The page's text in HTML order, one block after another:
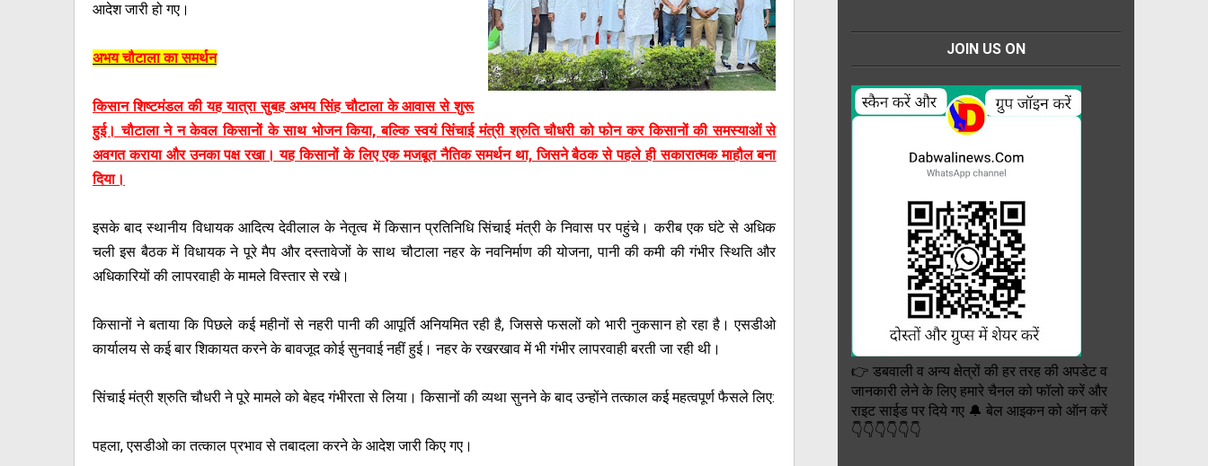
आदेश जारी हो गए।
अभय चौटाला का समर्थन
किसान शिष्टमंडल की यह यात्रा सुबह अभय सिंह चौटाला के आवास से शुरू
हुई। चौटाला ने न केवल किसानों के साथ भोजन किया, बल्कि स्वयं सिंचाई मंत्री श्रुति चौधरी को फोन कर किसानों की समस्याओं से
अवगत कराया और उनका पक्ष रखा। यह किसानों के लिए एक मजबूत नैतिक समर्थन था, जिसने बैठक से पहले ही सकारात्मक माहौल बना
दिया।
इसके बाद स्थानीय विधायक आदित्य देवीलाल के नेतृत्व में किसान प्रतिनिधि सिंचाई मंत्री के निवास पर पहुंचे। करीब एक घंटे से अधिक
चली इस बैठक में विधायक ने पूरे मैप और दस्तावेजों के साथ चौटाला नहर के नवनिर्माण की योजना, पानी की कमी की गंभीर स्थिति और
अधिकारियों की लापरवाही के मामले विस्तार से रखे।
किसानों ने बताया कि पिछले कई महीनों से नहरी पानी की आपूर्ति अनियमित रही है, जिससे फसलों को भारी नुकसान हो रहा है। एसडीओ
कार्यालय से कई बार शिकायत करने के बावजूद कोई सुनवाई नहीं हुई। नहर के रखरखाव में भी गंभीर लापरवाही बरती जा रही थी।
सिंचाई मंत्री श्रुति चौधरी ने पूरे मामले को बेहद गंभीरता से लिया। किसानों की व्यथा सुनने के बाद उन्होंने तत्काल कई महत्वपूर्ण फैसले लिए:
पहला, एसडीओ का तत्काल प्रभाव से तबादला करने के आदेश जारी किए गए।
JOIN US ON
👉 डबवाली व अन्य क्षेत्रों की हर तरह की अपडेट व
जानकारी लेने के लिए हमारे चैनल को फॉलो करें और
राइट साईड पर दिये गए 🔔 बेल आइकन को ऑन करें
👇👇👇👇👇👇